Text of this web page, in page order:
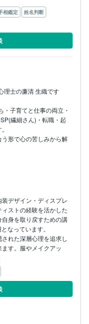
相鑑定
姓名判断
理士の廉清 生織です
子育てと仕事の両立・
繊細さん)・転職・起
形で心の苦しみから解
デザイン・ディスプレ
ストの経験を活かした
身を取り戻すための講
なっています。
れた深層心理を追求し
す。服やメイクアッ